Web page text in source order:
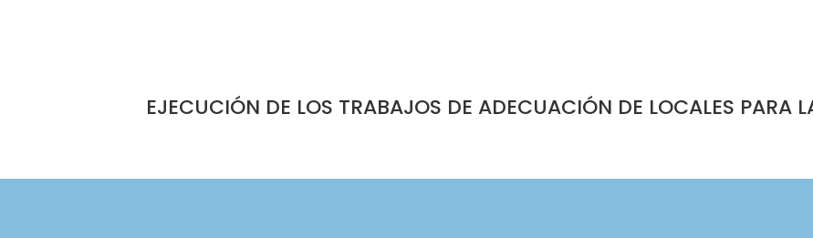
EJECUCIÓN DE LOS TRABAJOS DE ADECUACIÓN DE LOCALES PARA